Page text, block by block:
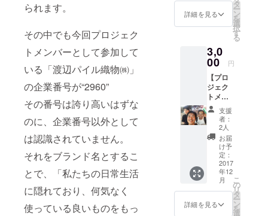
られます。
その中でも今回プロジェク
トメンバーとして参加して
いる「渡辺パイル織物㈱」
の企業番号が“2960”
その番号は誇り高いはずな
のに、企業番号以外として
は認識されていません。
それをブランド名とするこ
とで、「私たちの日常生活
に隠れており、何気なく
使っている良いものをもっ
ボリー
・素
・サイ
ズ：
25cm×
25cm
・商品
詳細：
綿そ
のもの
の色が
美しい
アイボ
リー。
渡辺
パイル
こだわ
りの技
術を駆
詳細を見る
タ
ー
ン
を
選
択
す
る
3,0
00 円
【プロ
ジェク
トメン
バーの
誰か1人
を食事
に呼べ
る権
利】 ・
ご自分
の食事
代金は
自己負
担でお
願い致
支援
者：
2人
お届
け予
定：
2017
年12
月
詳細を見る
こ
の
リ
タ
ー
ン
を
選